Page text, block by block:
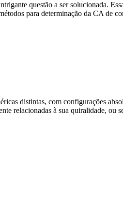
questão a ser solucionada.
para determinação da CA de
distintas, com configurações
relacionadas à sua quiralidade, ou